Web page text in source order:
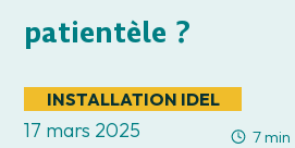
patientèle ?
INSTALLATION IDEL
17 mars 2025 7 min